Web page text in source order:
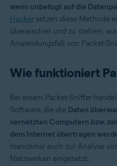
wenn unbefugt auf die
Hacker setzen diese Methode
überwachen und zu stehlen,
Anwendungsfall von Packet-
Wie funktioniert
Bei einem Packet-Sniffer
Software, die die Daten
vernetzten Computern bzw.
dem Internet übertragen
manchmal auch zur Analyse
Netzwerken eingesetzt.